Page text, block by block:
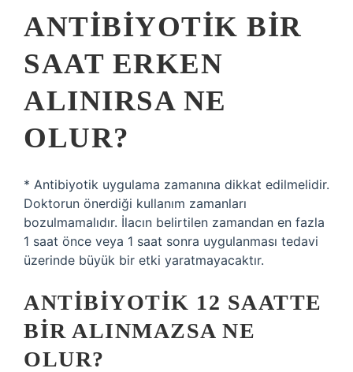
ANTIBIYOTIK BIR
SAAT ERKEN
ALINIRSA NE
OLUR?
* Antibiyotik uygulama zamanına dikkat edilmelidir.
Doktorun önerdiği kullanım zamanları
bozulmamalıdır. İlacın belirtilen zamandan en fazla
1 saat önce veya 1 saat sonra uygulanması tedavi
üzerinde büyük bir etki yaratmayacaktır.
ANTIBIYOTIK 12 SAATTE
BIR ALINMAZSA NE
OLUR?